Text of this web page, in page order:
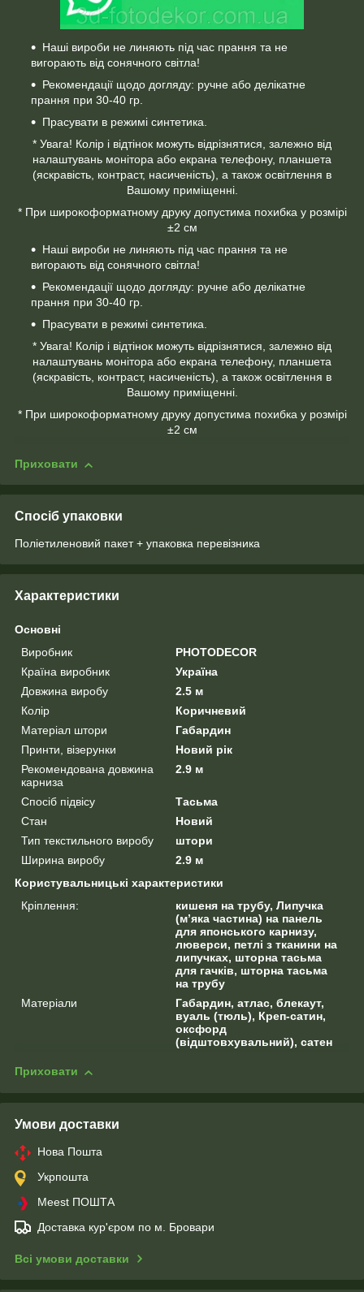
Наші вироби не линяють під час прання та не
вигорають від сонячного світла!
Рекомендації щодо догляду: ручне або делікатне
прання при 30-40 гр.
Прасувати в режимі синтетика.
* Увага! Колір і відтінок можуть відрізнятися, залежно від
налаштувань монітора або екрана телефону, планшета
(яскравість, контраст, насиченість), а також освітлення в
Вашому приміщенні.
* При широкоформатному друку допустима похибка у розмірі
±2 см
Наші вироби не линяють під час прання та не
вигорають від сонячного світла!
Рекомендації щодо догляду: ручне або делікатне
прання при 30-40 гр.
Прасувати в режимі синтетика.
* Увага! Колір і відтінок можуть відрізнятися, залежно від
налаштувань монітора або екрана телефону, планшета
(яскравість, контраст, насиченість), а також освітлення в
Вашому приміщенні.
* При широкоформатному друку допустима похибка у розмірі
±2 см
Приховати
Спосіб упаковки
Поліетиленовий пакет + упаковка перевізника
Характеристики
Основні
Виробник
PHOTODECOR
Країна виробник
Україна
Довжина виробу
2.5 м
Колір
Коричневий
Матеріал штори
Габардин
Принти, візерунки
Новий рік
Рекомендована довжина
карниза
2.9 м
Спосіб підвісу
Тасьма
Стан
Новий
Тип текстильного виробу
штори
Ширина виробу
2.9 м
Користувальницькі характеристики
Кріплення:
кишеня на трубу, Липучка
(м’яка частина) на панель
для японського карнизу,
люверси, петлі з тканини на
липучках, шторна тасьма
для гачків, шторна тасьма
на трубу
Матеріали
Габардин, атлас, блекаут,
вуаль (тюль), Креп-сатин,
оксфорд
(відштовхувальний), сатен
Приховати
Умови доставки
Нова Пошта
Укрпошта
Meest ПОШТА
Доставка кур'єром по м. Бровари
Всі умови доставки